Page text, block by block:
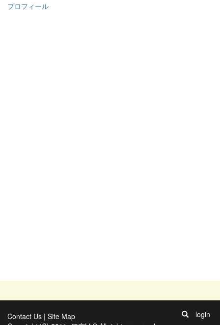
プロフィール
Contact Us | Site Map
login